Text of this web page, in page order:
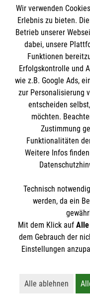
25.09.2027 , 08:30
Ort: 50933 Köln
Freie Plätze: 20
Kursdetails
Anmelden
vorherige 1
14 15
Kursbuchung
Hier können Sie
Wir verwenden
Erlebnis zu bieten.
Betrieb unserer
dabei, unsere
Funktionen
Erfolgskontrolle und
wie z.B. Google Ads,
zur Personalisierung
entscheiden
möchten.
Zustimmung
Funktionalitäten
Weitere Infos
Technisch
werden, da ein
Mit dem Klick auf
dem Gebrauch der
Einstellungen
Alle ablehnen
Lehnt alle